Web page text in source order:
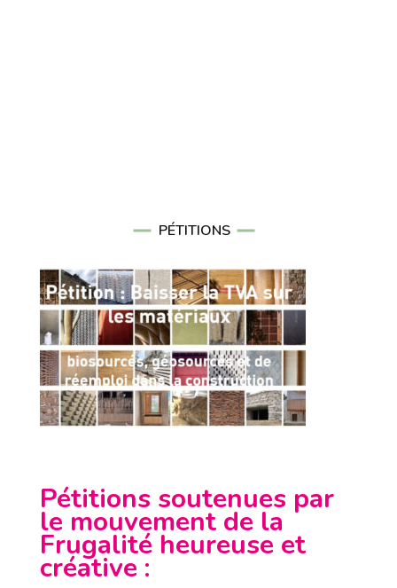
PÉTITIONS
Pétitions soutenues par
le mouvement de la
Frugalité heureuse et
créative :